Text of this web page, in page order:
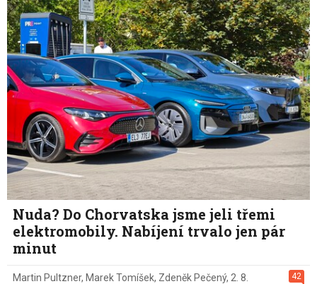
Nuda? Do Chorvatska jsme jeli třemi
elektromobily. Nabíjení trvalo jen pár
minut
42
Martin Pultzner, Marek Tomíšek, Zdeněk Pečený, 2. 8.